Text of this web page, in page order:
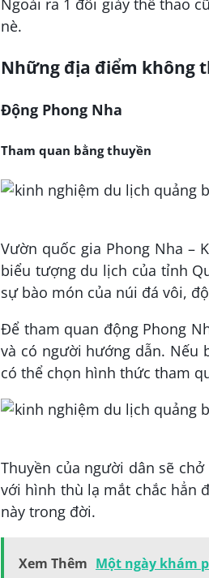
Ngoài ra 1 đôi giày thể thao
nè.
Những địa điểm không
Động Phong Nha
Tham quan bằng thuyền
Vườn quốc gia Phong Nha –
biểu tượng du lịch của tỉnh
sự bào món của núi đá vôi,
Để tham quan động Phong
và có người hướng dẫn. Nếu
có thể chọn hình thức tham
Thuyền của người dân sẽ
với hình thù lạ mắt chắc hẳn
này trong đời.
Xem Thêm Một ngày khám